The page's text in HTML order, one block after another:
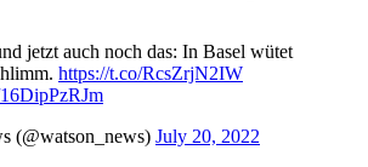
jetzt auch noch das: In Basel wütet
https://t.co/RcsZrjN2IW
(@watson_news) July 20, 2022